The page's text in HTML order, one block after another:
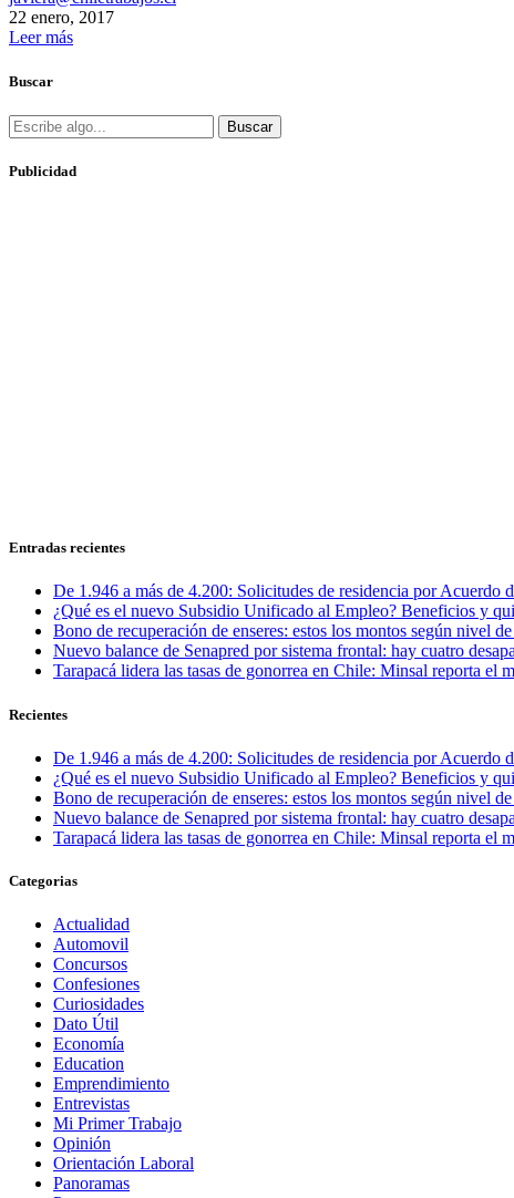
22 enero, 2017
Leer más
Buscar
Buscar
Publicidad
Entradas recientes
De 1.946 a más de 4.200: Solicitudes de residencia por
¿Qué es el nuevo Subsidio Unificado al Empleo? Beneficios y
Bono de recuperación de enseres: estos los montos según nivel
Nuevo balance de Senapred por sistema frontal: hay cuatro
Tarapacá lidera las tasas de gonorrea en Chile: Minsal reporta el
Recientes
De 1.946 a más de 4.200: Solicitudes de residencia por
¿Qué es el nuevo Subsidio Unificado al Empleo? Beneficios y
Bono de recuperación de enseres: estos los montos según nivel
Nuevo balance de Senapred por sistema frontal: hay cuatro
Tarapacá lidera las tasas de gonorrea en Chile: Minsal reporta el
Categorias
Actualidad
Automovil
Concursos
Confesiones
Curiosidades
Dato Útil
Economía
Education
Emprendimiento
Entrevistas
Mi Primer Trabajo
Opinión
Orientación Laboral
Panoramas